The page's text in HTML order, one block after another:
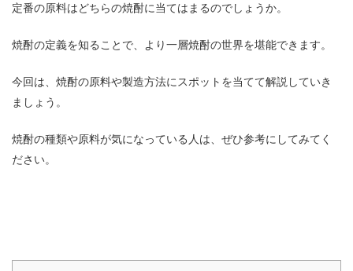
定番の原料はどちらの焼酎に当てはまるのでしょうか。
焼酎の定義を知ることで、より一層焼酎の世界を堪能できます。
今回は、焼酎の原料や製造方法にスポットを当てて解説していき
ましょう。
焼酎の種類や原料が気になっている人は、ぜひ参考にしてみてく
ださい。